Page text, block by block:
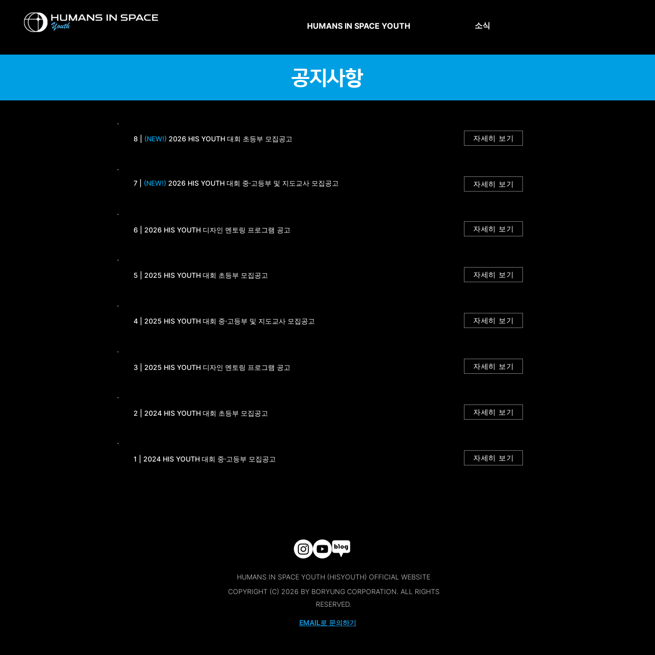
HUMANS IN SPACE YOUTH 소식
공지사항
8 | (NEW!) 2026 HIS YOUTH 대회 초등부 모집공고 자세히 보기
7 | (NEW!) 2026 HIS YOUTH 대회 중·고등부 및 지도교사 모집공고 자세히 보기
6 | 2026 HIS YOUTH 디자인 멘토링 프로그램 공고 자세히 보기
5 | 2025 HIS YOUTH 대회 초등부 모집공고 자세히 보기
4 | 2025 HIS YOUTH 대회 중·고등부 및 지도교사 모집공고 자세히 보기
3 | 2025 HIS YOUTH 디자인 멘토링 프로그램 공고 자세히 보기
2 | 2024 HIS YOUTH 대회 초등부 모집공고 자세히 보기
1 | 2024 HIS YOUTH 대회 중·고등부 모집공고 자세히 보기
Youth
Youth
HUMANS IN SPACE YOUTH (HISYOUTH) OFFICIAL WEBSITE
COPYRIGHT (C) 2026 BY BORYUNG CORPORATION. ALL RIGHTS
RESERVED.
EMAIL로 문의하기